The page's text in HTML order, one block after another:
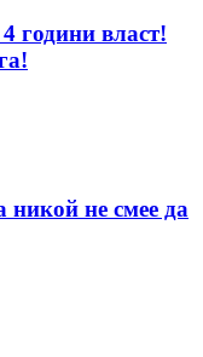
години власт!
не смее да